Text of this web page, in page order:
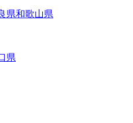
県和歌山県
県